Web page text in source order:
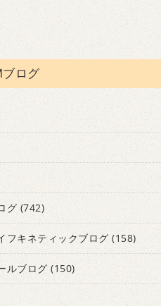
ブログ
グ (742)
フキネティックブログ(158)
ルブログ (150)